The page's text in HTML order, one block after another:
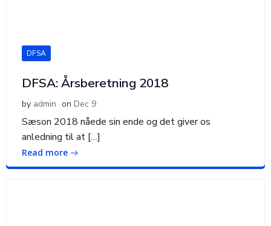
DFSA
DFSA: Årsberetning 2018
by admin on Dec 9
Sæson 2018 nåede sin ende og det giver os
anledning til at […]
Read more